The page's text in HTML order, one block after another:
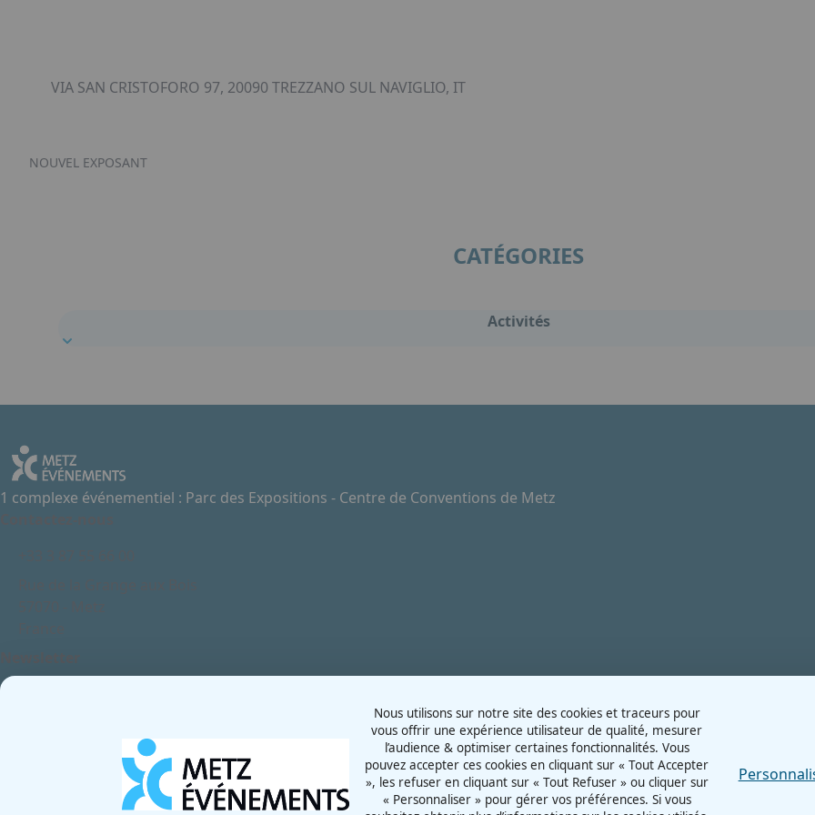
VIA SAN CRISTOFORO 97, 20090 TREZZANO SUL NAVIGLIO, IT
NOUVEL EXPOSANT
CATÉGORIES
Activités
1 complexe événementiel : Parc des Expositions - Centre de Conventions de Metz
Nous utilisons sur notre site des cookies et traceurs pour
vous offrir une expérience utilisateur de qualité, mesurer
l’audience & optimiser certaines fonctionnalités. Vous
pouvez accepter ces cookies en cliquant sur « Tout Accepter
», les refuser en cliquant sur « Tout Refuser » ou cliquer sur
« Personnaliser » pour gérer vos préférences. Si vous